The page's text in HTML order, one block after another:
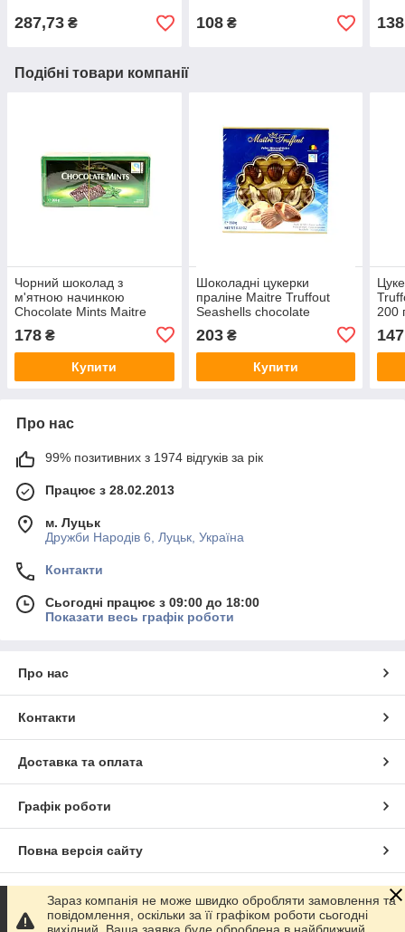
287,73 ₴ 108₴ 138
Подібні товари компанії
Чорний шоколад з
м'ятною начинкою
Chocolate Mints Maitre
178 ₴
Купити
Шоколадні цукерки
праліне Maitre Truffout
Seashells chocolate
203₴
Купити
200
147
Про нас
99% позитивних з 1974 відгуків за рік
Працює з 28.02.2013
м. Луцьк
Дружби Народів 6, Луцьк, Україна
Контакти
Сьогодні працює з 09:00 до 18:00
Показати весь графік роботи
Про нас
Контакти
Доставка та оплата
Графік роботи
Повна версія сайту
Сайт створено на маркетплейсі Prom.ua
Зараз компанія не може швидко обробляти замовлення та
повідомлення, оскільки за її графіком роботи сьогодні